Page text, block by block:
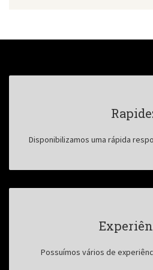
Disponibilizamos uma rápida
Possuímos vários de